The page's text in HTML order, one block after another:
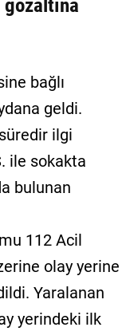
bağlı
geldi.
ilgi
ile sokakta
bulunan
112 Acil
olay yerine
Yaralanan
yerindeki ilk